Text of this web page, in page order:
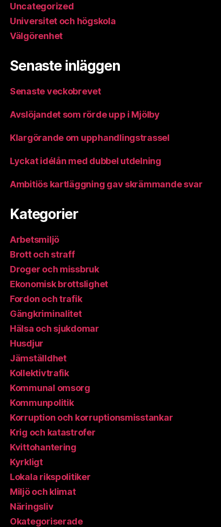
Uncategorized
Universitet och högskola
Välgörenhet
Senaste inläggen
Senaste veckobrevet
Avslöjandet som rörde upp i Mjölby
Klargörande om upphandlingstrassel
Lyckat idélån med dubbel utdelning
Ambitiös kartläggning gav skrämmande svar
Kategorier
Arbetsmiljö
Brott och straff
Droger och missbruk
Ekonomisk brottslighet
Fordon och trafik
Gängkriminalitet
Hälsa och sjukdomar
Husdjur
Jämställdhet
Kollektivtrafik
Kommunal omsorg
Kommunpolitik
Korruption och korruptionsmisstankar
Krig och katastrofer
Kvittohantering
Kyrkligt
Lokala rikspolitiker
Miljö och klimat
Näringsliv
Okategoriserade